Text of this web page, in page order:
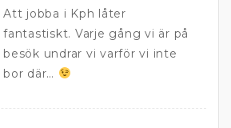
Att jobba i Kph låter
fantastiskt. Varje gång vi är på
besök undrar vi varför vi inte
bor där…